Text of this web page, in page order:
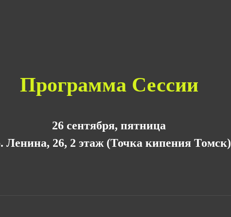
Программа Сессии
26 сентября, пятница
Ленина, 26, 2 этаж (Точка кипения Томск)